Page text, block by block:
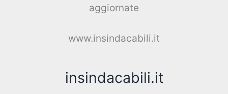
aggiornate
www.insindacabili.it
insindacabili.it